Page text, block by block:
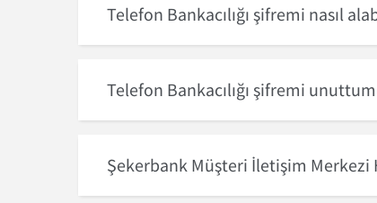
Telefon Bankacılığı şifremi nasıl
Telefon Bankacılığı şifremi
Şekerbank Müşteri İletişim